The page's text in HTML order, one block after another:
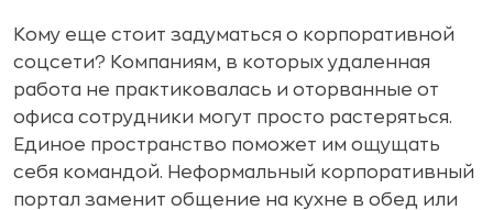
Кому еще стоит задуматься о корпоративной
соцсети? Компаниям, в которых удаленная
работа не практиковалась и оторванные от
офиса сотрудники могут просто растеряться.
Единое пространство поможет им ощущать
себя командой. Неформальный корпоративный
портал заменит общение на кухне в обед или